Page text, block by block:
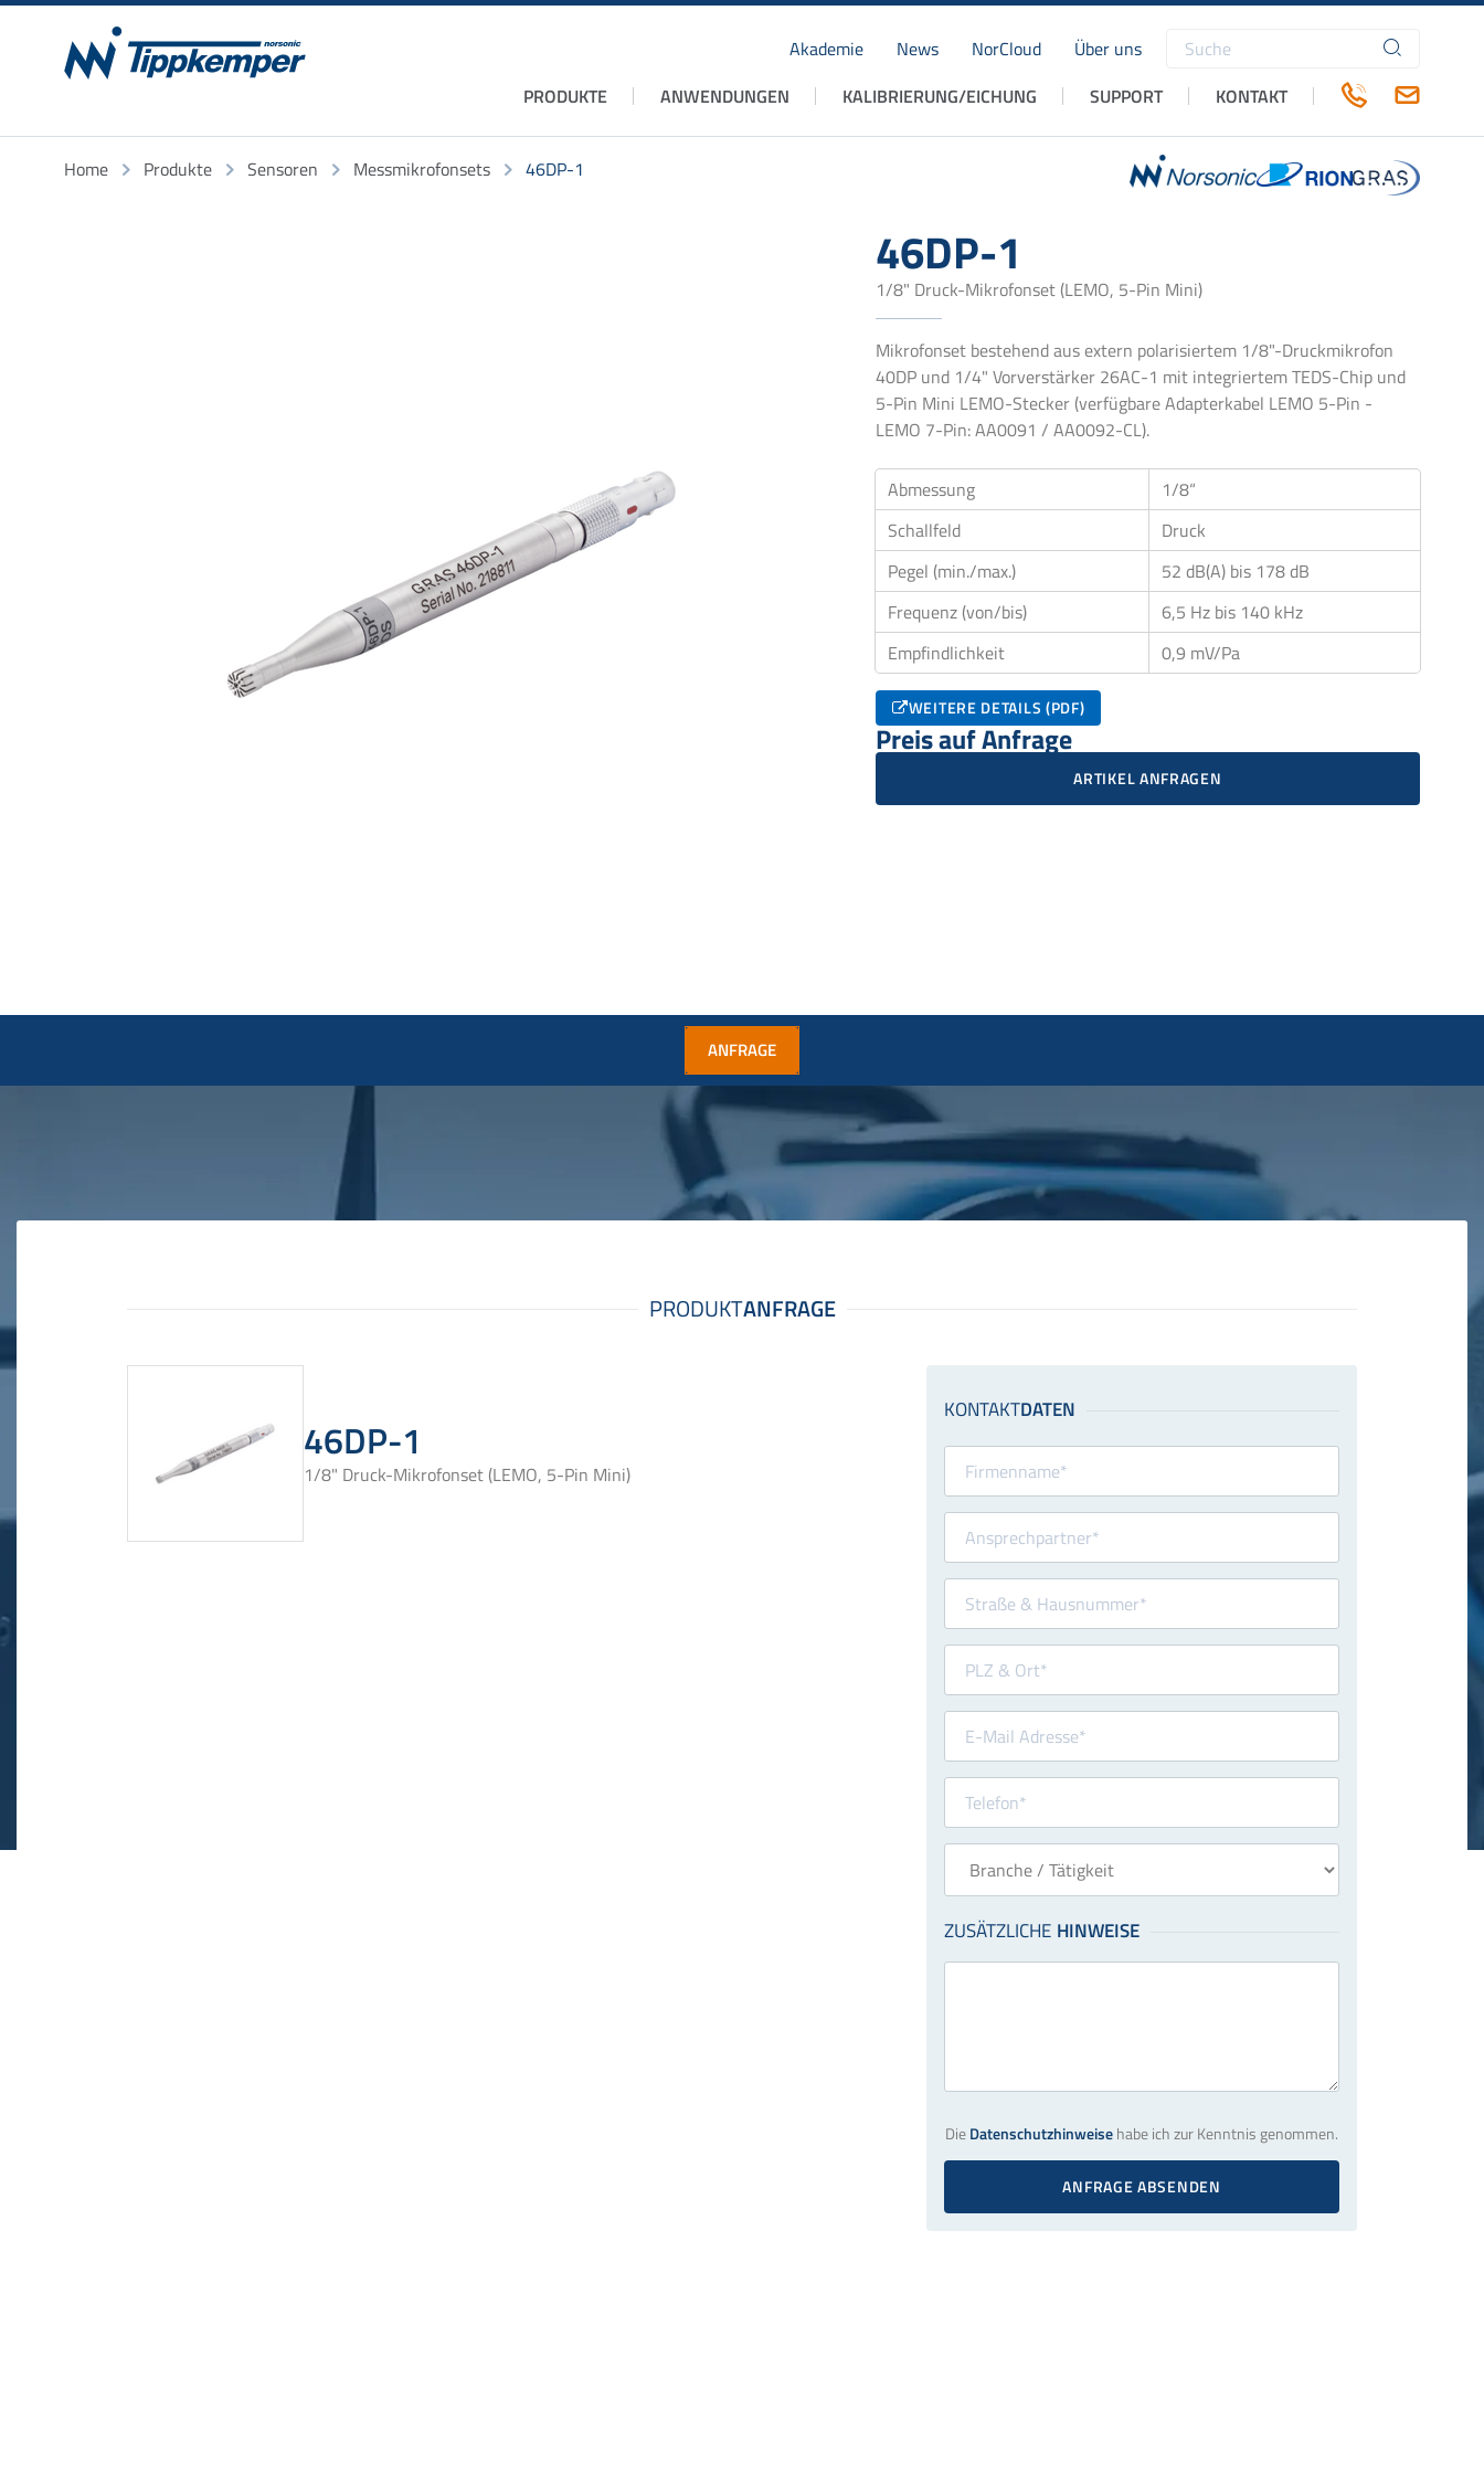
Akademie News NorCloud Über uns
Suchbegriffe
Navigation
PRODUKTE ANWENDUNGEN KALIBRIERUNG/EICHUNG SUPPORT KONTAKT
Home Produkte Sensoren Messmikrofonsets 46DP-1
46DP-1
1/8" Druck-Mikrofonset (LEMO, 5-Pin Mini)
Mikrofonset bestehend aus extern polarisiertem 1/8"-Druckmikrofon
40DP und 1/4" Vorverstärker 26AC-1 mit integriertem TEDS-Chip und
5-Pin Mini LEMO-Stecker (verfügbare Adapterkabel LEMO 5-Pin -
LEMO 7-Pin: AA0091 / AA0092-CL).
Abmessung
1/8“
Schallfeld
Druck
Pegel (min./max.)
52 dB(A) bis 178 dB
Frequenz (von/bis)
6,5 Hz bis 140 kHz
Empfindlichkeit
0,9 mV/Pa
WEITERE DETAILS (PDF)
Preis auf Anfrage
ARTIKEL ANFRAGEN
ANFRAGE
46DP-1
1/8" Druck-Mikrofonset (LEMO, 5-Pin Mini)
DieDatenschutzhinweisehabe ich zur Kenntnis genommen.
ANFRAGE ABSENDEN